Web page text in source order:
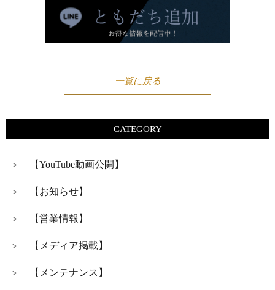
一覧に戻る
CATEGORY
> 【YouTube動画公開】
> 【お知らせ】
> 【営業情報】
> 【メディア掲載】
> 【メンテナンス】